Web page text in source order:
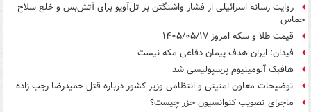
روایت رسانه اسرائیلی از فشار واشنگتن بر تل‌آویو برای آتش‌بس و خلع سلاح
حماس
قیمت طلا و سکه امروز ۱۴۰۵/۰۵/۱۷
فیدان: ایران هدف پیمان دفاعی مکه نیست
هافبک آلومینیوم پرسپولیسی شد
توضیحات معاون امنیتی و انتظامی وزیر کشور درباره قتل حمیدرضا رجب زاده
ماجرای تصویب کنوانسیون خزر چیست؟